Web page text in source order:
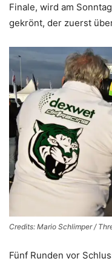
Finale, wird am
gekrönt, der zuerst
Credits: Mario Schlimper /
Fünf Runden vor